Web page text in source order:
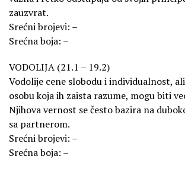
zauzvrat.
Srećni brojevi: –
Srećna boja: –
VODOLIJA (21.1 – 19.2)
Vodolije cene slobodu i individualnost,
osobu koja ih zaista razume, mogu biti
Njihova vernost se često bazira na
sa partnerom.
Srećni brojevi: –
Srećna boja: –